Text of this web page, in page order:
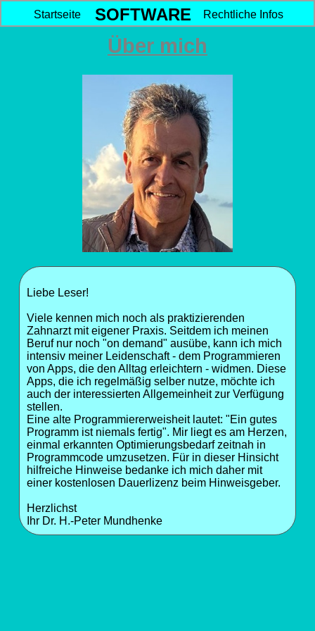
Startseite SOFTWARE Rechtliche Infos
Über mich
Liebe Leser!
Viele kennen mich noch als praktizierenden
Zahnarzt mit eigener Praxis. Seitdem ich meinen
Beruf nur noch "on demand" ausübe, kann ich mich
intensiv meiner Leidenschaft - dem Programmieren
von Apps, die den Alltag erleichtern - widmen. Diese
Apps, die ich regelmäßig selber nutze, möchte ich
auch der interessierten Allgemeinheit zur Verfügung
stellen.
Eine alte Programmiererweisheit lautet: "Ein gutes
Programm ist niemals fertig". Mir liegt es am Herzen,
einmal erkannten Optimierungsbedarf zeitnah in
Programmcode umzusetzen. Für in dieser Hinsicht
hilfreiche Hinweise bedanke ich mich daher mit
einer kostenlosen Dauerlizenz beim Hinweisgeber.
Herzlichst
Ihr Dr. H.-Peter Mundhenke